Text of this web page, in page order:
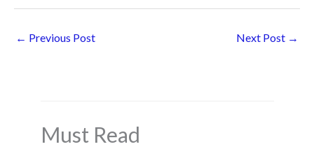
b s
← Previous Post Next Post →
Must Read